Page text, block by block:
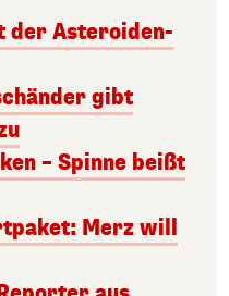
der Asteroiden-
gibt
– Spinne beißt
Merz will